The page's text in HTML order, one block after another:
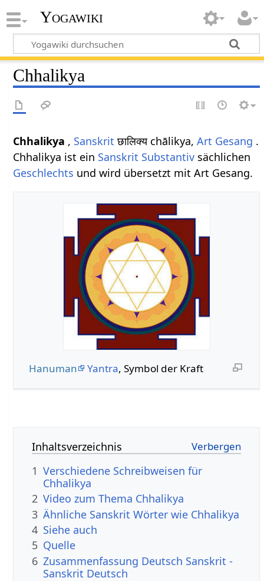
Yogawiki
Chhalikya
Chhalikya , Sanskrit छालिक्य chālikya,Art Gesang .
Chhalikya ist ein Sanskrit Substantiv sächlichen
Geschlechts und wird übersetzt mit Art Gesang.
Hanuman Yantra, Symbol der Kraft
Inhaltsverzeichnis
1 Verschiedene Schreibweisen für
Chhalikya
2 Video zum Thema Chhalikya
3 Ähnliche Sanskrit Wörter wie Chhalikya
4 Siehe auch
5 Quelle
6 Zusammenfassung Deutsch Sanskrit -
Sanskrit Deutsch